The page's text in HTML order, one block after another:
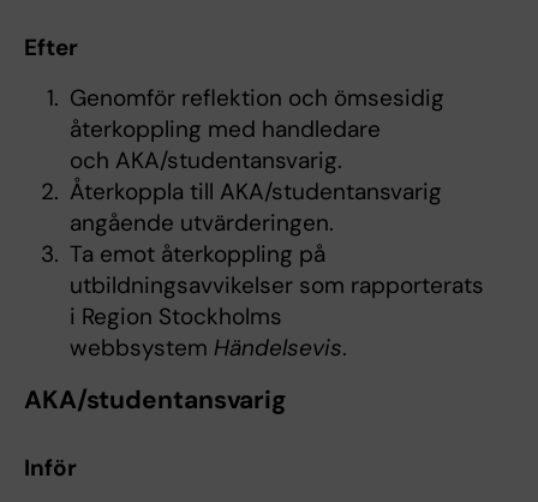
Efter
Genomför reflektion och ömsesidig
återkoppling med handledare
och AKA/studentansvarig.
Återkoppla till AKA/studentansvarig
angående utvärderingen.
Ta emot återkoppling på
utbildningsavvikelser som rapporterats
i Region Stockholms
webbsystem Händelsevis.
AKA/studentansvarig
Inför